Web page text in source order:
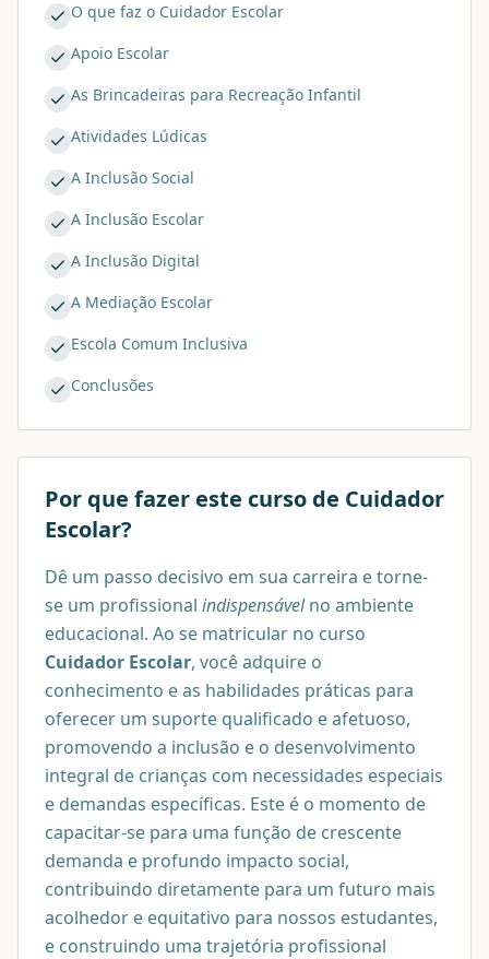
O que faz o Cuidador Escolar
Apoio Escolar
As Brincadeiras para Recreação Infantil
Atividades Lúdicas
A Inclusão Social
A Inclusão Escolar
A Inclusão Digital
A Mediação Escolar
Escola Comum Inclusiva
Conclusões
Por que fazer este curso de Cuidador
Escolar?
Dê um passo decisivo em sua carreira e torne-
se um profissional indispensávelno ambiente
educacional. Ao se matricular no curso
Cuidador Escolar, você adquire o
conhecimento e as habilidades práticas para
oferecer um suporte qualificado e afetuoso,
promovendo a inclusão e o desenvolvimento
integral de crianças com necessidades especiais
e demandas específicas. Este é o momento de
capacitar-se para uma função de crescente
demanda e profundo impacto social,
contribuindo diretamente para um futuro mais
acolhedor e equitativo para nossos estudantes,
e construindo uma trajetória profissional